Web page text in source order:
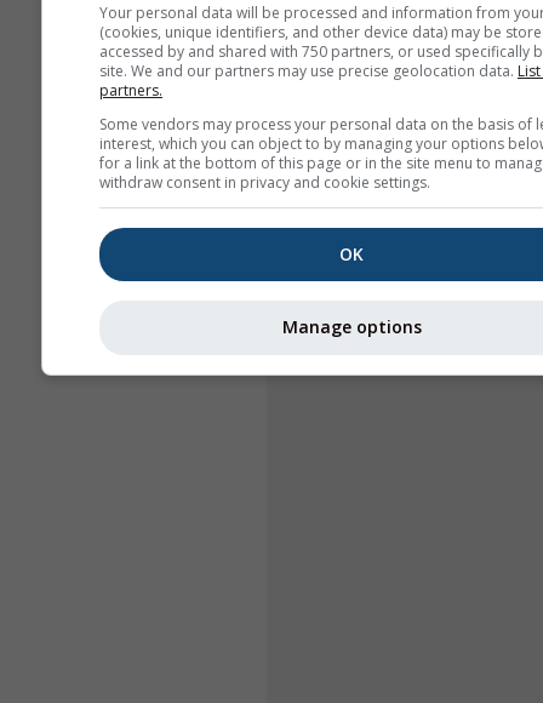
Your personal data will be processed and information from
(cookies, unique identifiers, and other device data) may be
accessed by and shared with 750 partners, or used specifically
site. We and our partners may use precise geolocation data.
partners.
Some vendors may process your personal data on the basis of
interest, which you can object to by managing your options
for a link at the bottom of this page or in the site menu to
withdraw consent in privacy and cookie settings.
OK
Manage options